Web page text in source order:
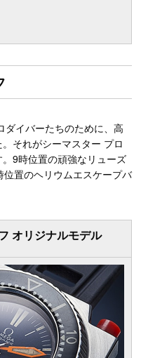
ダイバーたちのために、高
それがシーマスター プロ
9時位置の頑強なリューズ
置のヘリウムエスケープバ
オリジナルモデル